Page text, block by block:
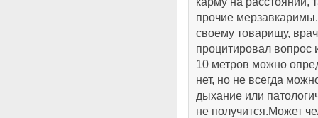
прочие
своему товарищу,
процитировал вопрос
10 метров можно
нет, но не всегда
дыхание или
не получится.Может